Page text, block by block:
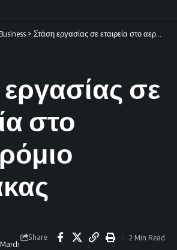
Business > Στάση εργασίας σε εταιρεία στο αεροδρόμιο Λάρνακας
σε
στο
Share 2 Min Read